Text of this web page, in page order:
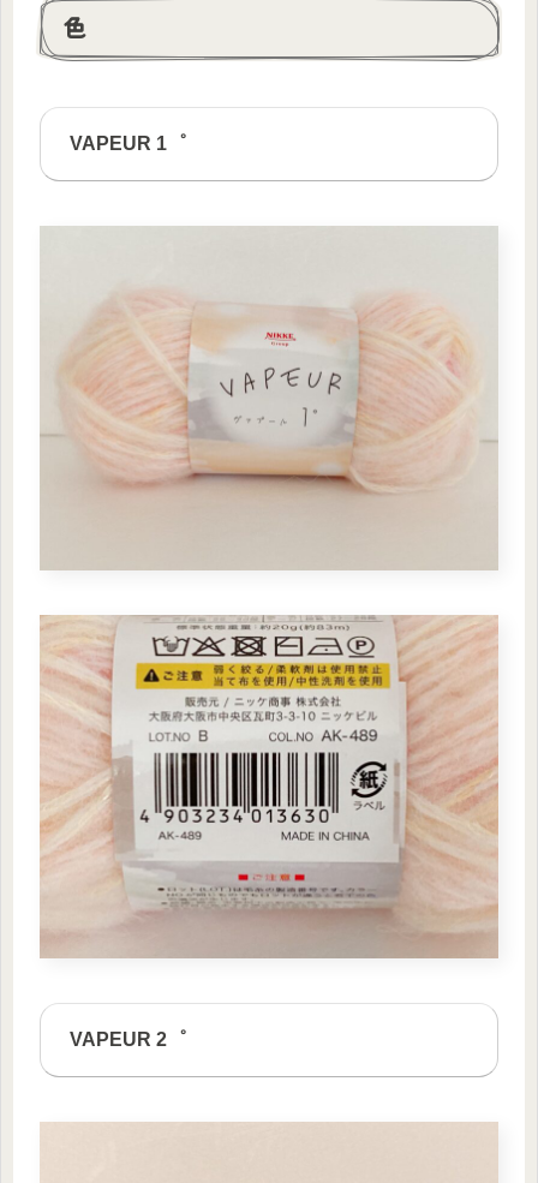
色
VAPEUR 1゜
VAPEUR 2゜